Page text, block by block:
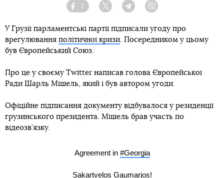
Facebook
1
Twitter TelegramViber
У Грузії парламентські партії підписали угоду про
врегулювання політичної кризи. Посередником у цьому
був Європейський Союз.
Про це у своєму Twitter написав голова Європейської
Ради Шарль Мішель, який і був автором угоди.
Офіційне підписання документу відбувалося у резиденції
грузинського президента. Мішель брав участь по
відеозв’язку.
Agreement in #Georgia
Sakartvelos Gaumarjos!